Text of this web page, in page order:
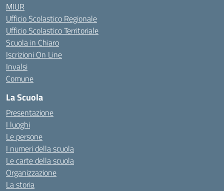
MIUR
Ufficio Scolastico Regionale
Ufficio Scolastico Territoriale
Scuola in Chiaro
Iscrizioni On Line
Invalsi
Comune
La Scuola
Presentazione
I luoghi
Le persone
I numeri della scuola
Le carte della scuola
Organizzazione
La storia